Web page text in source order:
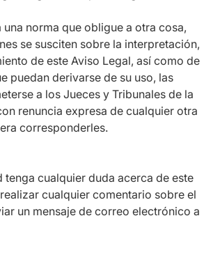
una norma que obligue a otra cosa,
se susciten sobre la interpretación,
de este Aviso Legal, así como de
puedan derivarse de su uso, las
a los Jueces y Tribunales de la
renuncia expresa de cualquier otra
corresponderles.
tenga cualquier duda acerca de este
cualquier comentario sobre el
un mensaje de correo electrónico a